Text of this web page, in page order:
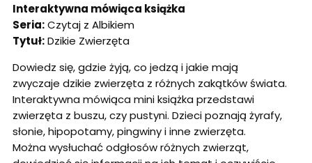
Interaktywna mówiąca książka
Seria:Czytaj z Albikiem
Tytuł:Dzikie Zwierzęta
Dowiedz się, gdzie żyją, co jedzą i jakie mają
zwyczaje dzikie zwierzęta z różnych zakątków świata.
Interaktywna mówiąca mini książka przedstawi
zwierzęta z buszu, czy pustyni. Dzieci poznają żyrafy,
słonie, hipopotamy, pingwiny i inne zwierzęta.
Można wysłuchać odgłosów różnych zwierząt,